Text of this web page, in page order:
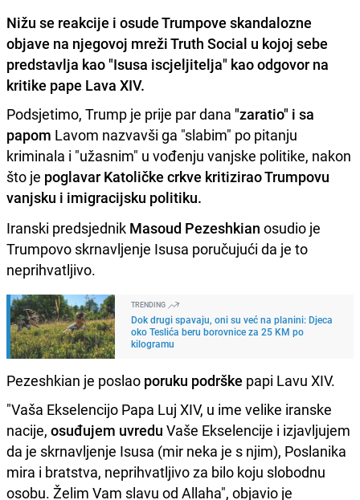
Nižu se reakcije i osude Trumpove skandalozne
objave na njegovoj mreži Truth Social u kojoj sebe
predstavlja kao "Isusa iscjeljitelja" kao odgovor na
kritike pape Lava XIV.
Podsjetimo, Trump je prije par dana "zaratio" i sa
papom Lavom nazvavši ga "slabim" po pitanju
kriminala i "užasnim" u vođenju vanjske politike, nakon
što je poglavar Katoličke crkve kritizirao Trumpovu
vanjsku i imigracijsku politiku.
Iranski predsjednik Masoud Pezeshkian osudio je
Trumpovo skrnavljenje Isusa poručujući da je to
neprihvatljivo.
TRENDING
Dok drugi spavaju, oni su već na planini: Djeca
oko Teslića beru borovnice za 25 KM po
kilogramu
Pezeshkian je poslao poruku podrške papi Lavu XIV.
"Vaša Ekselencijo Papa Luj XIV, u ime velike iranske
nacije, osuđujem uvredu Vaše Ekselencije i izjavljujem
da je skrnavljenje Isusa (mir neka je s njim), Poslanika
mira i bratstva, neprihvatljivo za bilo koju slobodnu
osobu. Želim Vam slavu od Allaha", objavio je